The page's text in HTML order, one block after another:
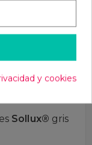
maciza
Sollux® gris
y cookies